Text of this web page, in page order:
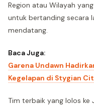
Region atau Wilayah
untuk bertanding secara
mendatang.
Baca Juga:
Garena Undawn
Kegelapan di Stygian
Tim terbaik yang lolos